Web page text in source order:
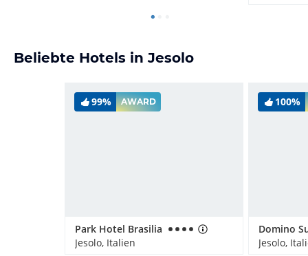
Beliebte Hotels in Jesolo
99% AWARD
Park Hotel Brasilia
Jesolo, Italien
100%
Domino
Jesolo,